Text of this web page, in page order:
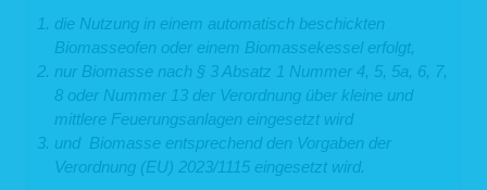
die Nutzung in einem automatisch beschickten
Biomasseofen oder einem Biomassekessel erfolgt,
nur Biomasse nach § 3 Absatz 1 Nummer 4, 5, 5a, 6, 7,
8 oder Nummer 13 der Verordnung über kleine und
mittlere Feuerungsanlagen eingesetzt wird
und Biomasse entsprechend den Vorgaben der
Verordnung (EU) 2023/1115 eingesetzt wird.
6.2 Recht auf Berichtigung
Sie haben gemäß Art. 16 DSGVO das Recht, von uns die Berichtigung und/oder
Vervollständigung Ihrer unrichtigen personenbezogenen Daten zu verlangen.
6.3 Recht auf Löschung
Sie können von uns gemäß Art. 17 DSGVO verlangen, dass Ihre
personenbezogenen Daten unverzüglich gelöscht werden. Wir sind verpflichtet,
Ihre Daten unverzüglich zu löschen, sofern einer der folgenden Gründe zutrifft: